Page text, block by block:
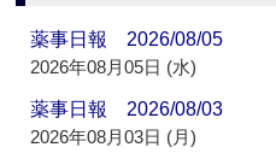
薬事日報 2026/08/05
2026年08月05日 (水)
薬事日報 2026/08/03
2026年08月03日 (月)